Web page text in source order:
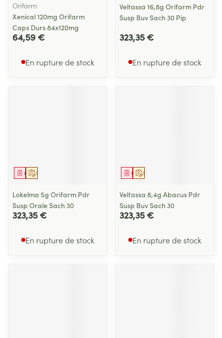
Orifarm
Xenical 120mg Orifarm
Caps Durs 84x120mg
64,59 €
En rupture de stock
Veltassa 16,8g Orifarm Pdr
Susp Buv Sach 30 Pip
323,35 €
En rupture de stock
Sur prescription
Médicament
Lokelma 5g Orifarm Pdr
Susp Orale Sach 30
323,35 €
En rupture de stock
Sur prescription
Médicament
Veltassa 8,4g Abacus Pdr
Susp Buv Sach 30
323,35 €
En rupture de stock